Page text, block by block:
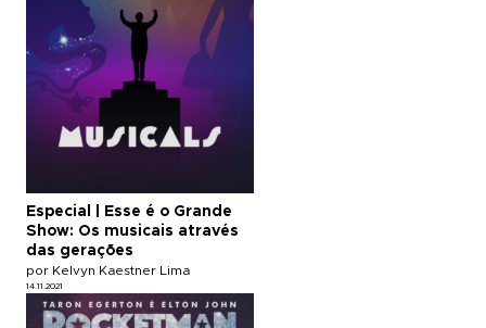
Especial | Esse é o Grande
Show: Os musicais através
das gerações
por Kelvyn Kaestner Lima
14.11.2021